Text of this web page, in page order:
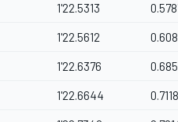
1'22.5313
1'22.5612
1'22.6376
1'22.6644 0.7118